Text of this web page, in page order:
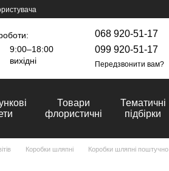
9:00–18:00
вихідні
068 920-51-17
099 920-51-17
Передзвонити вам?
Товари
флористичні
Тематичні
підбірки
Коробки шляпні Коробки шляпні поштучно